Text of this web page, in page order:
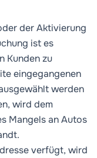
der Aktivierung
ist es
Kunden zu
eingegangenen
werden
wird dem
Mangels an Autos
verfügt, wird